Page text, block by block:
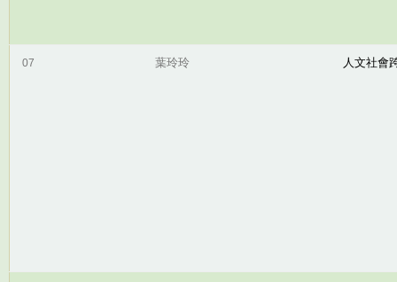
07 葉玲玲 人文社會